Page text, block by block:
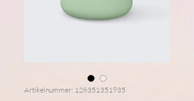
Artikelnummer: 126351351935